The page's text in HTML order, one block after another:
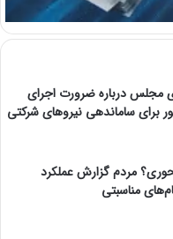
مجلس درباره ضرورت اجرای
برای ساماندهی نیروهای شرکتی
مردم گزارش عملکرد
مناسبتی